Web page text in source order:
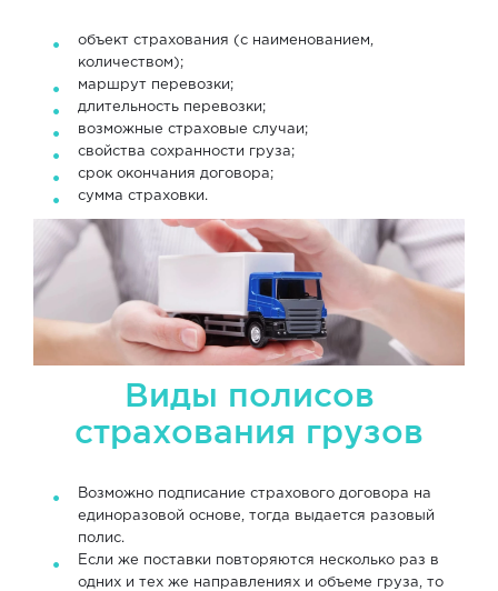
объект страхования (с наименованием,
количеством);
маршрут перевозки;
длительность перевозки;
возможные страховые случаи;
свойства сохранности груза;
срок окончания договора;
сумма страховки.
Виды полисов
страхования грузов
Возможно подписание страхового договора на
единоразовой основе, тогда выдается разовый
полис.
Если же поставки повторяются несколько раз в
одних и тех же направлениях и объеме груза, то